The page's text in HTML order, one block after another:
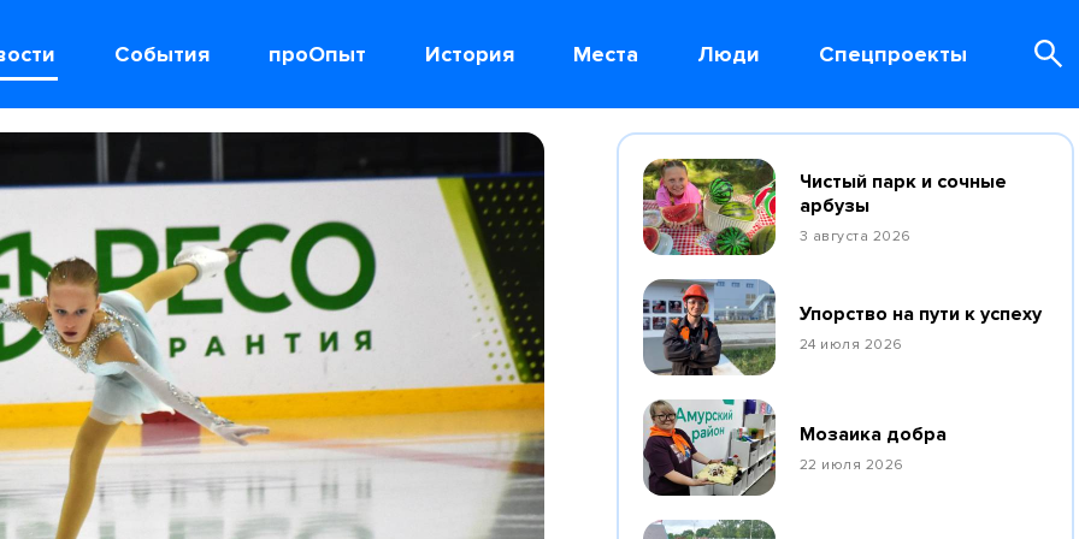
События проОпыт История Места Люди Спецпроекты
Чистый парк и сочные
арбузы
3 августа 2026
Упорство на пути к успеху
24 июля 2026
Мозаика добра
22 июля 2026